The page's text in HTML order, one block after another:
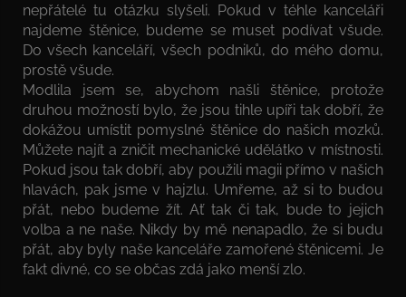
nepřátelé tu otázku slyšeli. Pokud v téhle kanceláři
najdeme štěnice, budeme se muset podívat všude.
Do všech kanceláří, všech podniků, do mého domu,
prostě všude.
Modlila jsem se, abychom našli štěnice, protože
druhou možností bylo, že jsou tihle upíři tak dobří, že
dokážou umístit pomyslné štěnice do našich mozků.
Můžete najít a zničit mechanické udělátko v místnosti.
Pokud jsou tak dobří, aby použili magii přímo v našich
hlavách, pak jsme v hajzlu. Umřeme, až si to budou
přát, nebo budeme žít. Ať tak či tak, bude to jejich
volba a ne naše. Nikdy by mě nenapadlo, že si budu
přát, aby byly naše kanceláře zamořené štěnicemi. Je
fakt divné, co se občas zdá jako menší zlo.